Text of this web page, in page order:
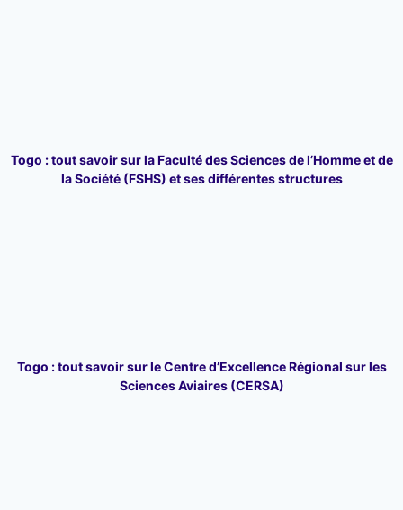
Togo : tout savoir sur la Faculté des Sciences de l’Homme et de
la Société (FSHS) et ses différentes structures
Togo : tout savoir sur le Centre d’Excellence Régional sur les
Sciences Aviaires (CERSA)